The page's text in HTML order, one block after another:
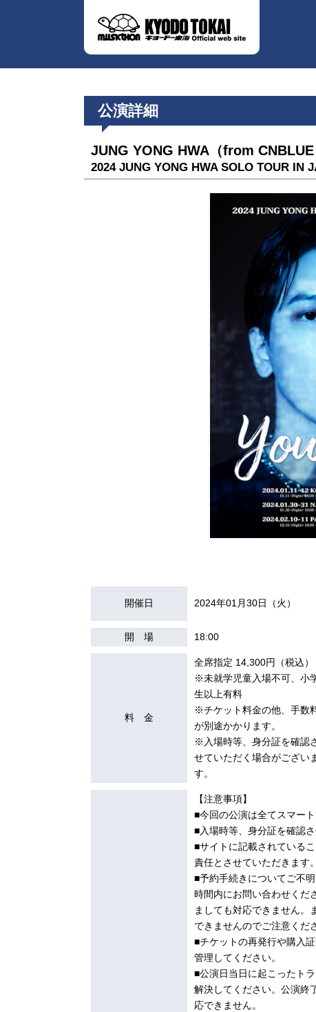
公演詳細
JUNG YONG HWA（from CNBLUE
2024 JUNG YONG HWA SOLO TOUR IN
開催日 2024年01月30日（火）
開 場 18:00
料 金
全席指定 14,300円（税込）
※未就学児童入場不可、小
生以上有料
※チケット料金の他、手数
が別途かかります。
※入場時等、身分証を確認
せていただく場合がござい
す。
【注意事項】
■今回の公演は全てスマー
■入場時等、身分証を確認
■サイトに記載されている
責任とさせていただきます。
■予約手続きについてご不
時間内にお問い合わせくだ
ましても対応できません。
できませんのでご注意くだ
■チケットの再発行や購入
管理してください。
■公演日当日に起こったト
解決してください。公演終
応できません。